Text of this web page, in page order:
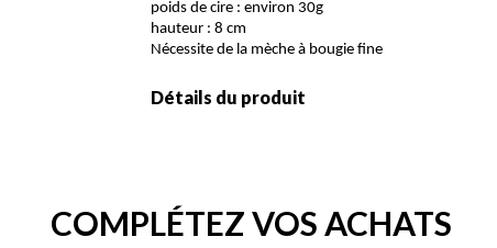
poids de cire : environ 30g
hauteur : 8 cm
Nécessite de la mèche à bougie fine
Détails du produit
COMPLÉTEZ VOS ACHATS